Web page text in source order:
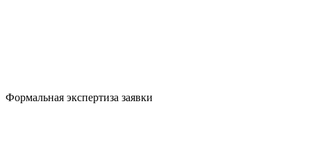
Формальная экспертиза заявки